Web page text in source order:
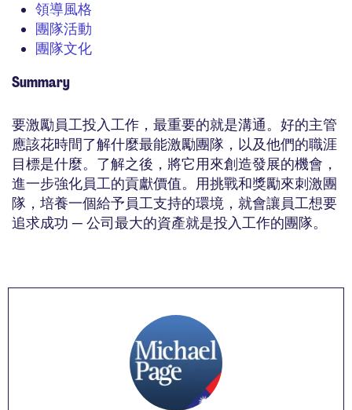
領導風格
團隊活動
團隊文化
Summary
要激勵員工投入工作，最重要的就是溝通。好的主管
應該花時間了解什麼最能激勵團隊，以及他們的職涯
目標是什麼。了解之後，將它用來創造發展的機會，
進一步強化員工的貢獻價值。用挑戰和獎勵來刺激團
隊，培養一個給予員工支持的環境，就會讓員工想要
追求成功 ─ 公司最大的資產就是投入工作的團隊。